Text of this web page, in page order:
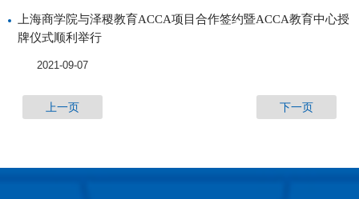
上海商学院与泽稷教育ACCA项目合作签约暨ACCA教育中心授
牌仪式顺利举行
2021-09-07
上一页 下一页